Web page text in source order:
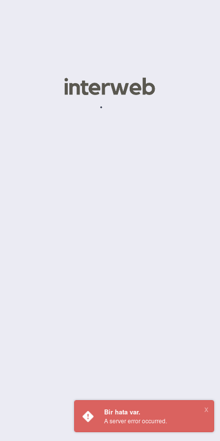
Bir hata var.
A server error occurred.